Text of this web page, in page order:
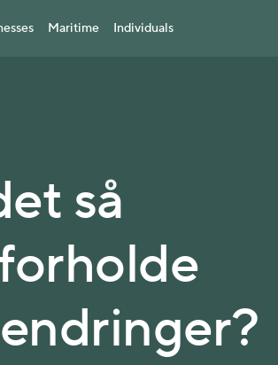
Maritime Individuals
så